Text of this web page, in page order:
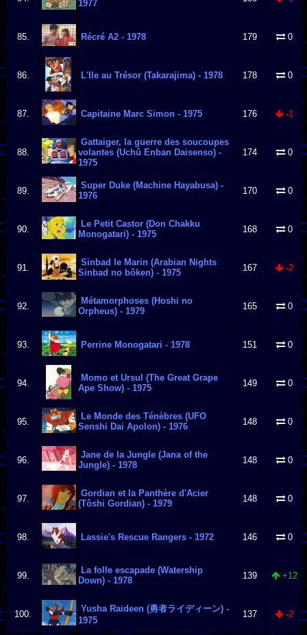
1977
85. Récré A2 - 1978 179 0
86. L'Ile au Trésor (Takarajima) - 1978 178 0
87. Capitaine Marc Simon - 1975 176 -1
88.
Gattaiger, la guerre des soucoupes
volantes (Uchû Enban Daisenso) -
1975
174 0
89.
Super Duke (Machine Hayabusa) -
1976
170 0
90.
Le Petit Castor (Don Chakku
Monogatari) - 1975
168 0
91.
Sinbad le Marin (Arabian Nights
Sinbad no bôken) - 1975
167 -2
92.
Métamorphoses (Hoshi no
Orpheus) - 1979
165 0
93. Perrine Monogatari - 1978 151 0
94.
Momo et Ursul (The Great Grape
Ape Show) - 1975
149 0
95.
Le Monde des Ténèbres (UFO
Senshi Dai Apolon) - 1976
148 0
96.
Jane de la Jungle (Jana of the
Jungle) - 1978
148 0
97.
Gordian et la Panthère d'Acier
(Tôshi Gordian) - 1979
148 0
98. Lassie's Rescue Rangers - 1972 146 0
99.
La folle escapade (Watership
Down) - 1978
139 +12
100.
Yusha Raideen (勇者ライディーン) -
1975
137 -2